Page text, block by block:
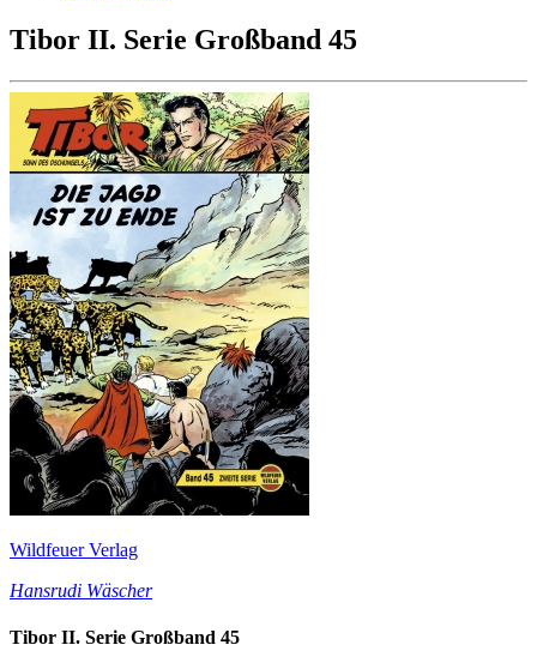
Tibor II. Serie Großband 45
Wildfeuer Verlag
Hansrudi Wäscher
Tibor II. Serie Großband 45